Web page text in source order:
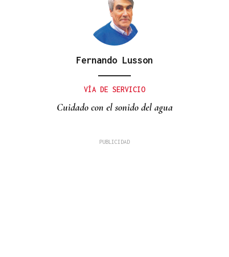
Fernando Lusson
VÍA DE SERVICIO
Cuidado con el sonido del agua